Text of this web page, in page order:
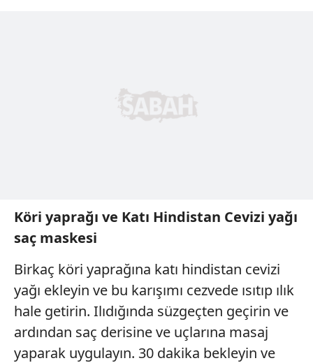
Köri yaprağı ve Katı Hindistan Cevizi yağı
saç maskesi
Birkaç köri yaprağına katı hindistan cevizi
yağı ekleyin ve bu karışımı cezvede ısıtıp ılık
hale getirin. Ilıdığında süzgeçten geçirin ve
ardından saç derisine ve uçlarına masaj
yaparak uygulayın. 30 dakika bekleyin ve